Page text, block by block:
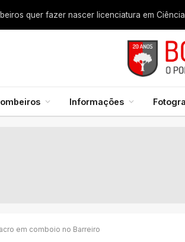
Informações
em comboio no Barreiro